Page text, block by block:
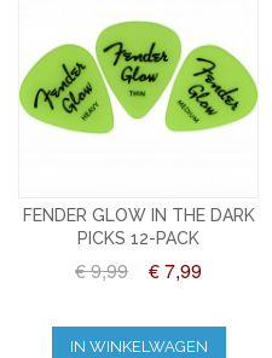
FENDER GLOW IN THE DARK
PICKS 12-PACK
€ 9,99 € 7,99
IN WINKELWAGEN